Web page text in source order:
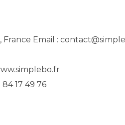
France Email :
17 49 76